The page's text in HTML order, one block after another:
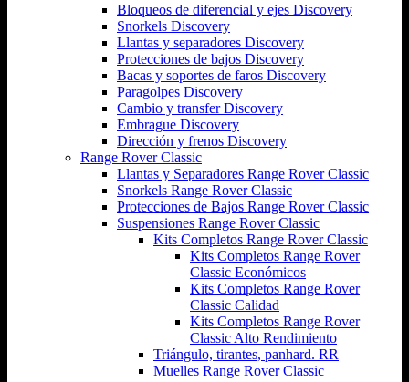
Bloqueos de diferencial y ejes Discovery
Snorkels Discovery
Llantas y separadores Discovery
Protecciones de bajos Discovery
Bacas y soportes de faros Discovery
Paragolpes Discovery
Cambio y transfer Discovery
Embrague Discovery
Dirección y frenos Discovery
Range Rover Classic
Llantas y Separadores Range Rover Classic
Snorkels Range Rover Classic
Protecciones de Bajos Range Rover Classic
Suspensiones Range Rover Classic
Kits Completos Range Rover Classic
Kits Completos Range Rover
Classic Económicos
Kits Completos Range Rover
Classic Calidad
Kits Completos Range Rover
Classic Alto Rendimiento
Triángulo, tirantes, panhard. RR
Muelles Range Rover Classic